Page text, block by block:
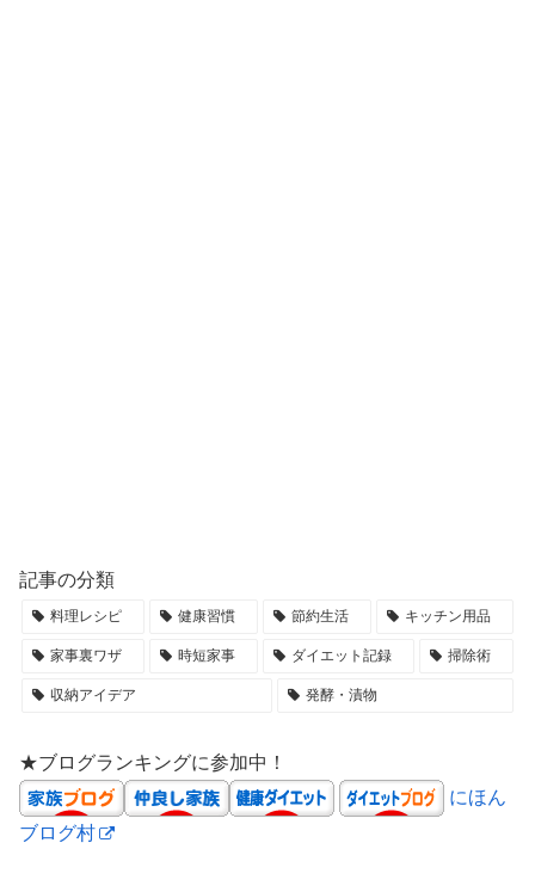
記事の分類
料理レシピ 健康習慣 節約生活 キッチン用品
家事裏ワザ 時短家事 ダイエット記録 掃除術
収納アイデア 発酵・漬物
★ブログランキングに参加中！
にほん
ブログ村